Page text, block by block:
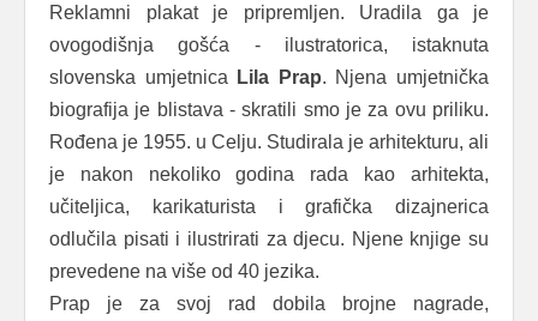
Reklamni plakat je pripremljen. Uradila ga je
ovogodišnja gošća - ilustratorica, istaknuta
slovenska umjetnica
Lila Prap. Njena umjetnička
biografija je blistava - skratili smo je za ovu priliku.
Rođena je 1955. u Celju. Studirala je arhitekturu, ali
je nakon nekoliko godina rada kao arhitekta,
učiteljica, karikaturista i grafička dizajnerica
odlučila pisati i ilustrirati za djecu. Njene knjige su
prevedene na više od 40 jezika.
Prap je za svoj rad dobila brojne nagrade,